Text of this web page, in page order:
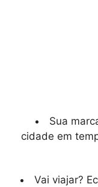
Sua
cidade em
Vai viajar?